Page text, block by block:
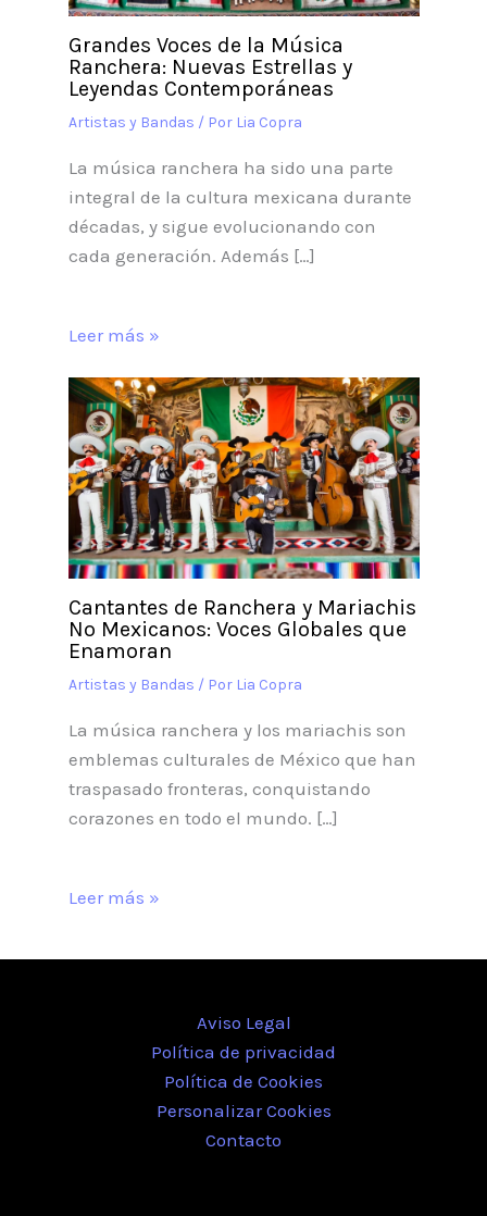
Grandes Voces de la Música
Ranchera: Nuevas Estrellas y
Leyendas Contemporáneas
Artistas y Bandas / Por Lia Copra
La música ranchera ha sido una parte
integral de la cultura mexicana durante
décadas, y sigue evolucionando con
cada generación. Además […]
Leer más »
Cantantes de Ranchera y Mariachis
No Mexicanos: Voces Globales que
Enamoran
Artistas y Bandas / Por Lia Copra
La música ranchera y los mariachis son
emblemas culturales de México que han
traspasado fronteras, conquistando
corazones en todo el mundo. […]
Leer más »
Aviso Legal
Política de privacidad
Política de Cookies
Personalizar Cookies
Contacto